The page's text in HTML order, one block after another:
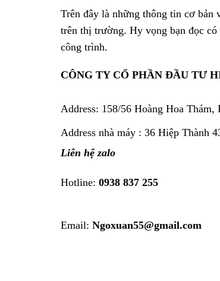
Trên đây là những thông tin cơ bản
trên thị trường. Hy vọng bạn đọc
công trình.
CÔNG TY CỔ PHẦN ĐẦU TƯ
Address: 158/56 Hoàng Hoa
Address nhà máy : 36 Hiệp Thành
Liên hệ zalo
Hotline: 0938 837 255
Email: Ngoxuan55@gmail.com